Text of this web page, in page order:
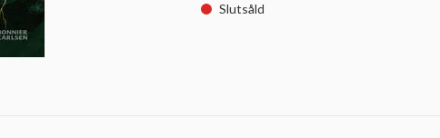
Slutsåld